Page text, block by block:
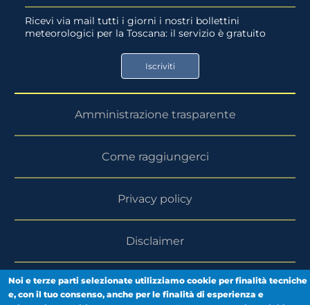
su
App
su
Google
Store
Ricevi via mail tutti i giorni i nostri bollettini
meteorologici per la Toscana: il servizio è gratuito
Iscriviti
Amministrazione trasparente
Come raggiungerci
Privacy policy
Disclaimer
Area riservata
Noi e terze parti selezionate utilizziamo cookie per finalità tecniche
e, con il tuo consenso, anche per le finalità di esperienza e